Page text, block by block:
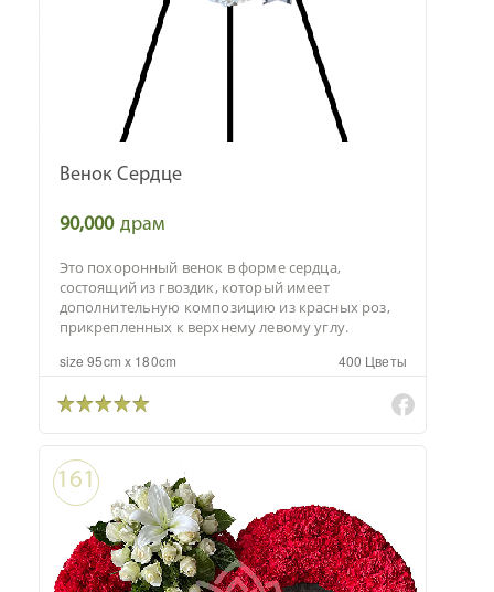
Венок Сердце
90,000 драм
Это похоронный венок в форме сердца,
состоящий из гвоздик, который имеет
дополнительную композицию из красных роз,
прикрепленных к верхнему левому углу.
size 95cm x 180cm 400 Цветы
161